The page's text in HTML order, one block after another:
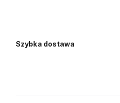
Szybka dostawa